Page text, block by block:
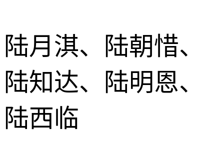
陆月淇、陆朝惜、
陆知达、陆明恩、
陆西临